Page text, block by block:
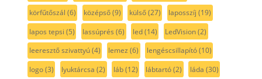
körfűtőszál (6) középső(9) külső(27) laposszíj (19)
lapos tepsi (5) lassúprés (6) led(14) LedVision(2)
leeresztő szivattyú(4) lemez (6) lengéscsillapító(10)
logo(3) lyuktárcsa (2) láb(12) lábtartó(2) láda (30)